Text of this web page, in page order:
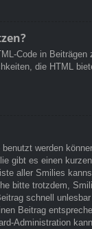
Code in Beiträgen
die HTML
werden
gibt es einen
aller Smilies
bitte trotzdem,
schnell
Beitrag
Administration